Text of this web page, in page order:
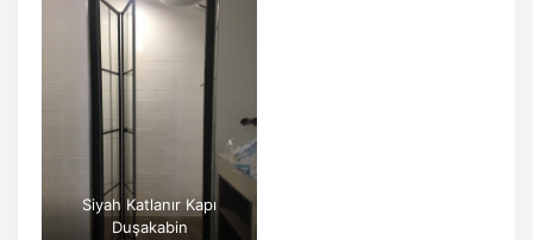
Siyah Katlanır Kapı
Duşakabin